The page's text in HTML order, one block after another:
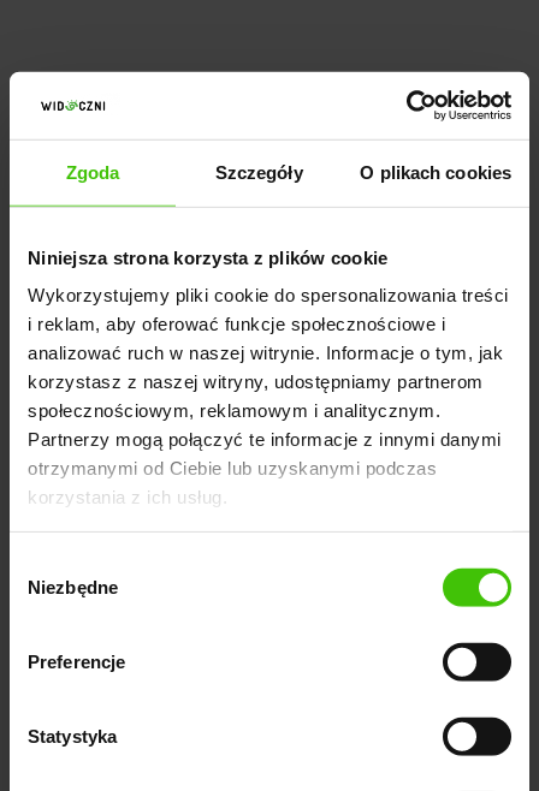
Zgoda Szczegóły O plikach cookies
Niniejsza strona korzysta z plików cookie
Wykorzystujemy pliki cookie do spersonalizowania treści
i reklam, aby oferować funkcje społecznościowe i
analizować ruch w naszej witrynie. Informacje o tym, jak
korzystasz z naszej witryny, udostępniamy partnerom
społecznościowym, reklamowym i analitycznym.
Partnerzy mogą połączyć te informacje z innymi danymi
otrzymanymi od Ciebie lub uzyskanymi podczas
korzystania z ich usług.
zgody
Niezbędne
Preferencje
Statystyka
Podsumowanie
oferuje narzędzia, usługi i rozwiązania związane z
szerokie zastosowanie w marketingu, pozwalając
przedsiębiorstwom dotrzeć do chińskiej publiczności.
Platforma rozwija się również w innych obszarach,
takich jak sztuczna inteligencja i pojazdy
autonomiczne. Właściwe wykorzystanie Baidu może
przynieść wiele korzyści, ale należy pamiętać o
zasadach bezpieczeństwa i ochrony danych.
Zamów 100% bezpłatny
Umów się na 100% bezpłatny audyt Twojej strony +